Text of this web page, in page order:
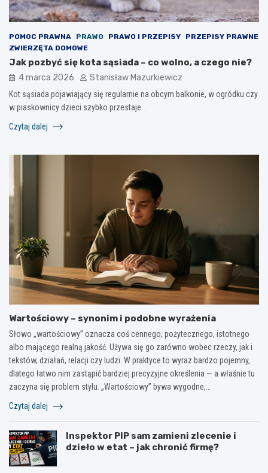
POMOC PRAWNA PRAWO PRAWO I PRZEPISY
PRZEPISY PRAWNE
ZWIERZĘTA DOMOWE
Jak pozbyć się kota sąsiada – co wolno, a czego nie?
4 marca 2026 Stanisław Mazurkiewicz
Kot sąsiada pojawiający się regularnie na obcym balkonie, w ogródku czy
w piaskownicy dzieci szybko przestaje…
Czytaj dalej
Wartościowy – synonim i podobne wyrażenia
Słowo „wartościowy” oznacza coś cennego, pożytecznego, istotnego
albo mającego realną jakość. Używa się go zarówno wobec rzeczy, jak i
tekstów, działań, relacji czy ludzi. W praktyce to wyraz bardzo pojemny,
dlatego łatwo nim zastąpić bardziej precyzyjne określenia — a właśnie tu
zaczyna się problem stylu. „Wartościowy” bywa wygodne,…
Czytaj dalej
Inspektor PIP sam zamieni zlecenie i
dzieło w etat – jak chronić firmę?